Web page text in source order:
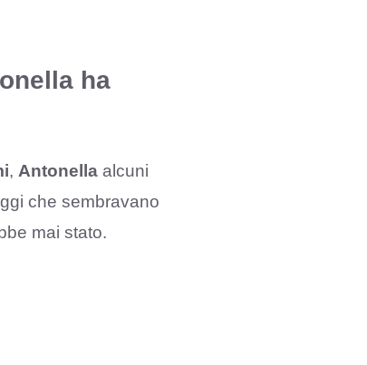
ha
, Antonella alcuni
che sembravano
mai stato.